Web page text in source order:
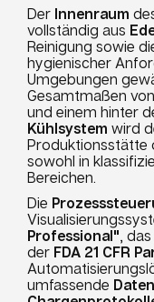
Der Innenraum
vollständig aus
Reinigung sowie
hygienischer
Umgebungen
Gesamtmaßen
und einem hinter
Kühlsystem wird
Produktionsstätte
sowohl in
Bereichen.
Die
Professional",
der FDA 21 CFR
umfassende